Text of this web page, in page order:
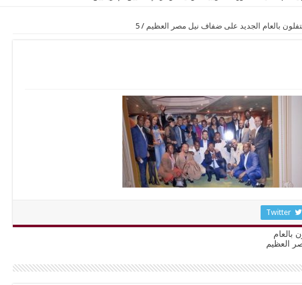
يحتفلون بالعام الجديد على ضفاف نيل مصر العظيم /
5
Twitter
بالعام
العظيم